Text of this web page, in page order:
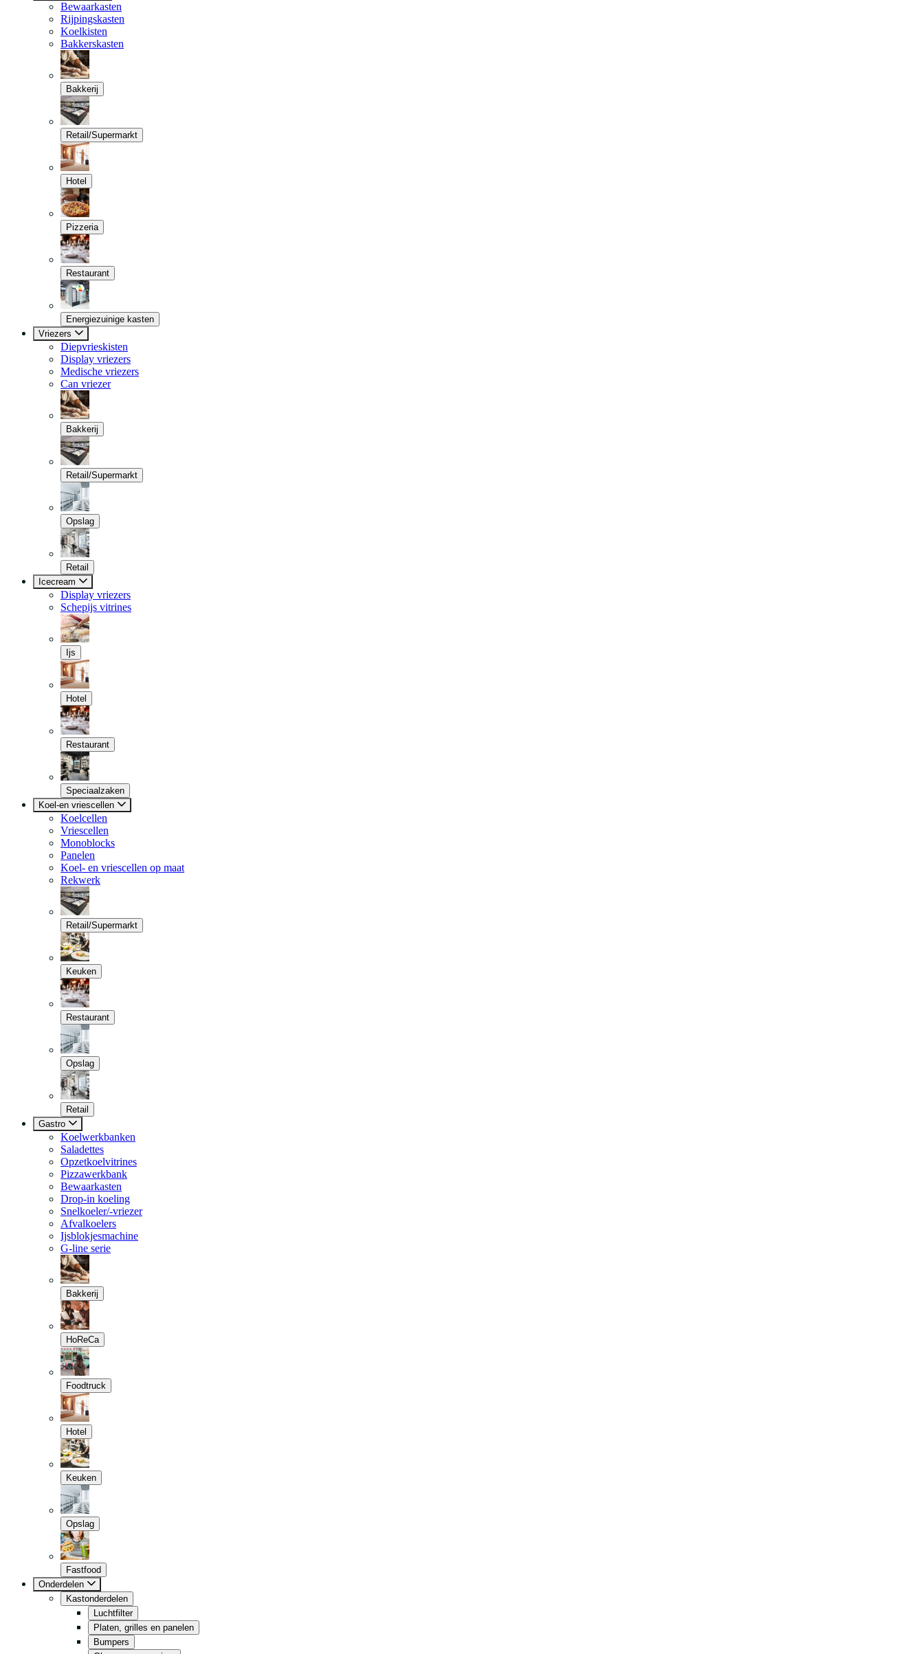
Bewaarkasten
Rijpingskasten
Koelkisten
Bakkerskasten
Bakkerij
Retail/Supermarkt
Hotel
Pizzeria
Restaurant
Energiezuinige kasten
Vriezers
Diepvrieskisten
Display vriezers
Medische vriezers
Can vriezer
Bakkerij
Retail/Supermarkt
Opslag
Retail
Icecream
Display vriezers
Schepijs vitrines
Ijs
Hotel
Restaurant
Speciaalzaken
Koel-en vriescellen
Koelcellen
Vriescellen
Monoblocks
Panelen
Koel- en vriescellen op maat
Rekwerk
Retail/Supermarkt
Keuken
Restaurant
Opslag
Retail
Gastro
Koelwerkbanken
Saladettes
Opzetkoelvitrines
Pizzawerkbank
Bewaarkasten
Drop-in koeling
Snelkoeler/-vriezer
Afvalkoelers
Ijsblokjesmachine
G-line serie
Bakkerij
HoReCa
Foodtruck
Hotel
Keuken
Opslag
Fastfood
Onderdelen
Kastonderdelen
Luchtfilter
Platen, grilles en panelen
Bumpers